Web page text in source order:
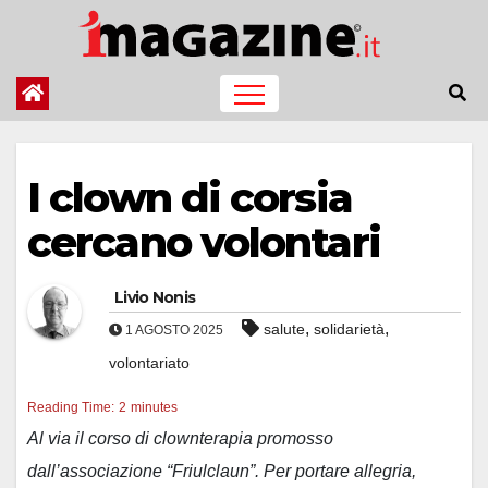
contenuto
I clown di corsia
cercano volontari
Livio Nonis
1 AGOSTO 2025 salute, solidarietà,
volontariato
Reading Time: 2 minutes
Al via il corso di clownterapia promosso
dall’associazione “Friulclaun”. Per portare allegria,